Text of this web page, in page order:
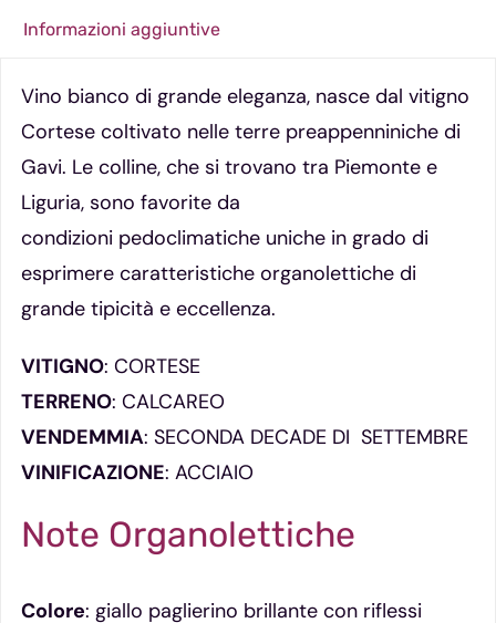
Informazioni aggiuntive
Vino bianco di grande eleganza, nasce dal vitigno
Cortese coltivato nelle terre preappenniniche di
Gavi. Le colline, che si trovano tra Piemonte e
Liguria, sono favorite da
condizioni pedoclimatiche uniche in grado di
esprimere caratteristiche organolettiche di
grande tipicità e eccellenza.
VITIGNO: CORTESE
TERRENO: CALCAREO
VENDEMMIA: SECONDA DECADE DI SETTEMBRE
VINIFICAZIONE: ACCIAIO
Note Organolettiche
Colore: giallo paglierino brillante con riflessi